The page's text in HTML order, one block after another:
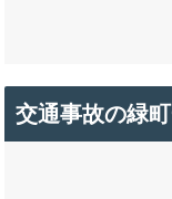
交通事故の緑